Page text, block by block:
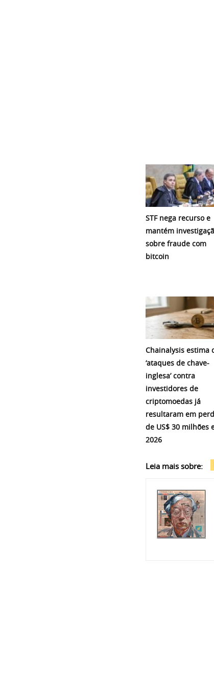
STF nega recurso e
mantém
sobre fraude com
bitcoin
Chainalysis estima
‘ataques de chave-
inglesa’ contra
investidores de
criptomoedas já
resultaram em
de US$ 30 milhões
2026
Leia mais sobre: